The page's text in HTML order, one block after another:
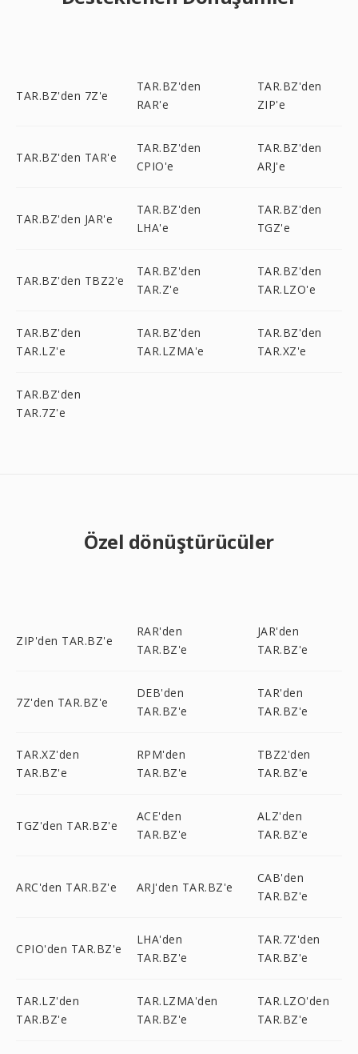
TAR.BZ'den 7Z'e
TAR.BZ'den
RAR'e
TAR.BZ'den
ZIP'e
TAR.BZ'den TAR'e
TAR.BZ'den
CPIO'e
TAR.BZ'den
ARJ'e
TAR.BZ'den JAR'e
TAR.BZ'den
LHA'e
TAR.BZ'den
TGZ'e
TAR.BZ'den TBZ2'e
TAR.BZ'den
TAR.Z'e
TAR.BZ'den
TAR.LZO'e
TAR.BZ'den
TAR.LZ'e
TAR.BZ'den
TAR.LZMA'e
TAR.BZ'den
TAR.XZ'e
TAR.BZ'den
TAR.7Z'e
Özel dönüştürücüler
ZIP'den TAR.BZ'e
RAR'den
TAR.BZ'e
JAR'den
TAR.BZ'e
7Z'den TAR.BZ'e
DEB'den
TAR.BZ'e
TAR'den
TAR.BZ'e
TAR.XZ'den
TAR.BZ'e
RPM'den
TAR.BZ'e
TBZ2'den
TAR.BZ'e
TGZ'den TAR.BZ'e
ACE'den
TAR.BZ'e
ALZ'den
TAR.BZ'e
ARC'den TAR.BZ'e ARJ'den TAR.BZ'e
CAB'den
TAR.BZ'e
CPIO'den TAR.BZ'e
LHA'den
TAR.BZ'e
TAR.7Z'den
TAR.BZ'e
TAR.LZ'den
TAR.BZ'e
TAR.LZMA'den
TAR.BZ'e
TAR.LZO'den
TAR.BZ'e